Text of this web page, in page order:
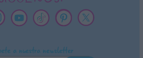
a nuestra newsletter